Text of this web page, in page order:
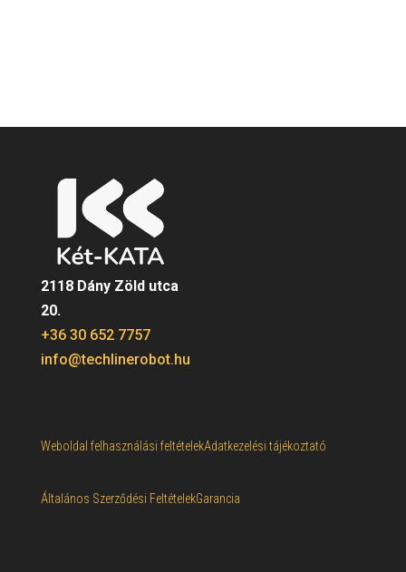
2118 Dány Zöld utca
20.
+36 30 652 7757
info@techlinerobot.hu
Weboldal felhasználási feltételekAdatkezelési tájékoztató
Általános Szerződési FeltételekGarancia